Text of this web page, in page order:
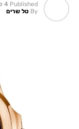
Published 4 שנים ago
By טל שרים